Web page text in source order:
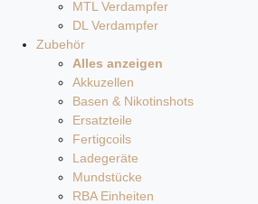
MTL Verdampfer
DL Verdampfer
Zubehör
Alles anzeigen
Akkuzellen
Basen & Nikotinshots
Ersatzteile
Fertigcoils
Ladegeräte
Mundstücke
RBA Einheiten